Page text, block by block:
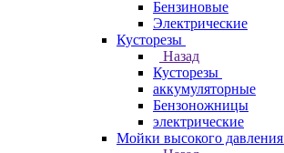
Бензиновые
Электрические
Кусторезы
Назад
Кусторезы
аккумуляторные
Бензоножницы
электрические
Мойки высокого давления